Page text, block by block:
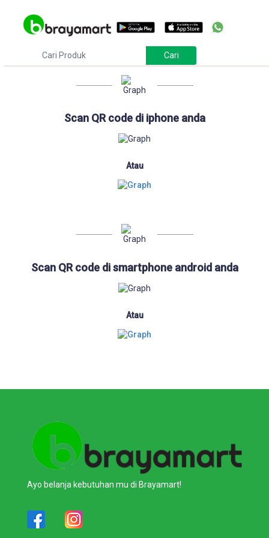
Download
Scan QR code di iphone anda
Atau
Scan QR code di smartphone android anda
Atau
Ayo belanja kebutuhan mu di Brayamart!